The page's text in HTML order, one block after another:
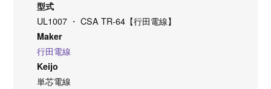
型式
UL1007 ・ CSA TR-64【行田電線】
Maker
行田電線
Keijo
単芯電線